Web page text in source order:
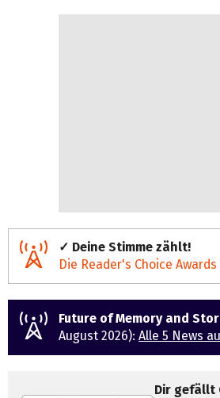
✓ Deine Stimme zählt!
Die Reader's Choice Awards
Future of Memory and
August 2026): Alle 5 News
Dir gefällt